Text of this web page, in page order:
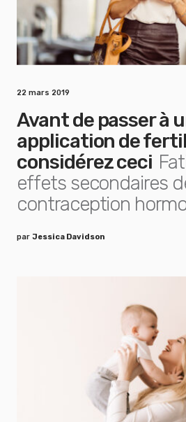
22 mars 2019
Avant de passer à
application de
considérez ceci
effets secondaires
contraception
par Jessica Davidson